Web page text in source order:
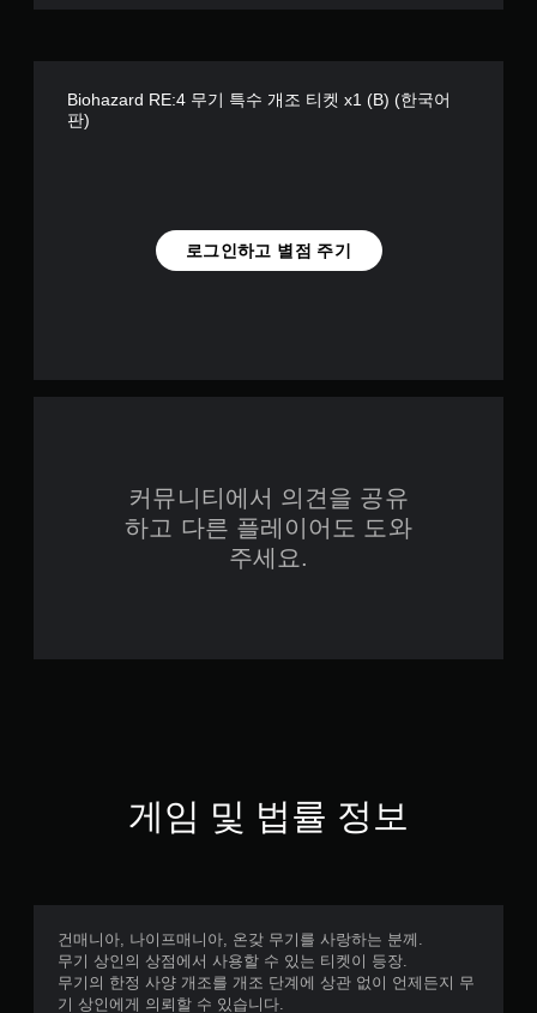
Biohazard RE:4 무기 특수 개조 티켓 x1 (B) (한국어
판)
로그인하고 별점 주기
커뮤니티에서 의견을 공유
하고 다른 플레이어도 도와
주세요.
게임 및 법률 정보
건매니아, 나이프매니아, 온갖 무기를 사랑하는 분께.
무기 상인의 상점에서 사용할 수 있는 티켓이 등장.
무기의 한정 사양 개조를 개조 단계에 상관 없이 언제든지 무
기 상인에게 의뢰할 수 있습니다.